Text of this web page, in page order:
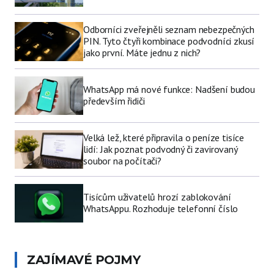
Odborníci zveřejněli seznam nebezpečných
PIN. Tyto čtyři kombinace podvodníci zkusí
jako první. Máte jednu z nich?
WhatsApp má nové funkce: Nadšení budou
především řidiči
Velká lež, které připravila o peníze tisíce
lidí: Jak poznat podvodný či zavirovaný
soubor na počítači?
Tisícům uživatelů hrozí zablokování
WhatsAppu. Rozhoduje telefonní číslo
ZAJÍMAVÉ POJMY